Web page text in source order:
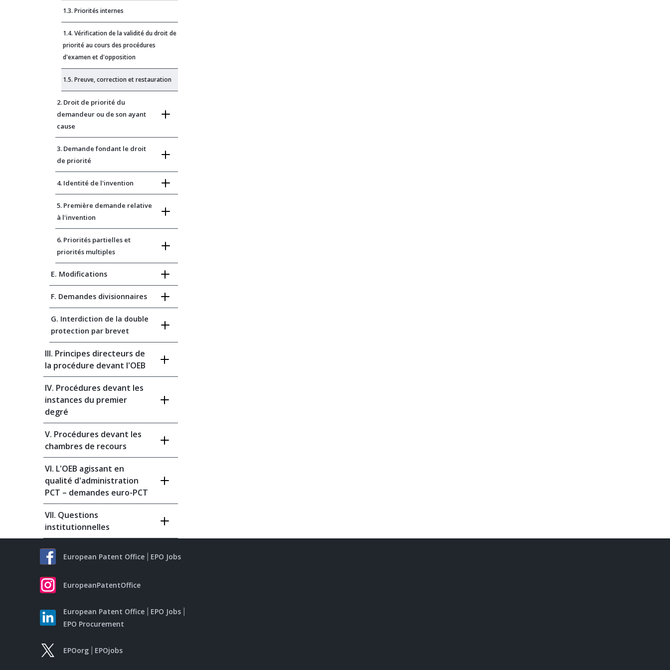
1.3. Priorités internes
1.4. Vérification de la validité du droit de
priorité au cours des procédures
d'examen et d'opposition
1.5. Preuve, correction et restauration
2. Droit de priorité du
demandeur ou de son ayant
cause
3. Demande fondant le droit
de priorité
4. Identité de l'invention
5. Première demande relative
à l'invention
6. Priorités partielles et
priorités multiples
E. Modifications
F. Demandes divisionnaires
G. Interdiction de la double
protection par brevet
III. Principes directeurs de
la procédure devant l'OEB
IV. Procédures devant les
instances du premier
degré
V. Procédures devant les
chambres de recours
VI. L'OEB agissant en
qualité d'administration
PCT – demandes euro-PCT
VII. Questions
institutionnelles
European Patent Office EPO Jobs
EuropeanPatentOffice
European Patent Office
EPO Jobs
EPO Procurement
EPOorg EPOjobs